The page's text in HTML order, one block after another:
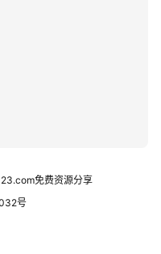
免费资源分享
号